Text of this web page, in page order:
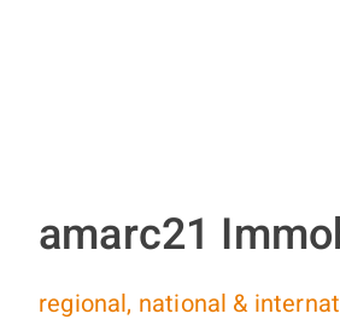
amarc21
regional, national &